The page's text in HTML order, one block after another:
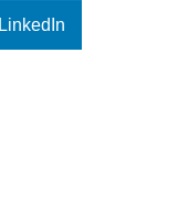
LinkedIn